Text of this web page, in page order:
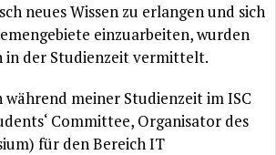
neues Wissen zu erlangen und sich
einzuarbeiten, wurden
in der Studienzeit vermittelt.
während meiner Studienzeit im ISC
Committee, Organisator des
für den Bereich IT